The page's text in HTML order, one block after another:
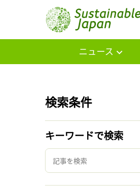
ニュース
検索条件
キーワードで検索